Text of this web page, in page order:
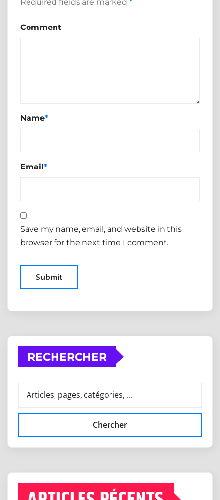
Required fields are marked *
Comment
Name*
Email*
Save my name, email, and website in this
browser for the next time I comment.
RECHERCHER
Chercher